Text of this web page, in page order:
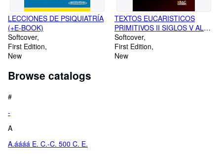
LECCIONES DE PSIQUIATRÍA
(+E-BOOK)
Softcover
First Edition
New
TEXTOS EUCARISTICOS
PRIMITIVOS II SIGLOS V AL
VIII
Softcover
First Edition
New
Browse catalogs
#
-
A
A.áááá E. C.-C. 500 C. E.